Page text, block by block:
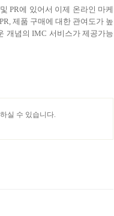
PR에 있어서 이제 온라인 마케
제품 구매에 대한 관여도가 높
개념의 IMC 서비스가 제공가능
실 수 있습니다.